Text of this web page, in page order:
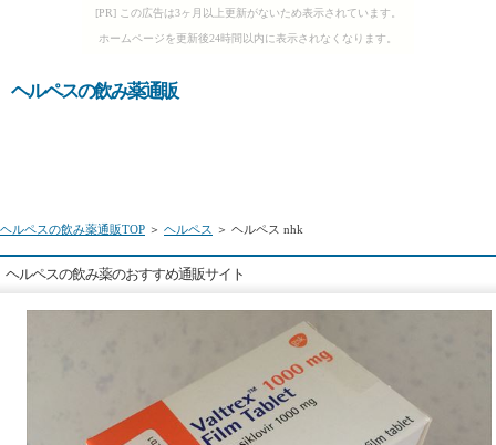
[PR] この広告は3ヶ月以上更新がないため表示されています。
ホームページを更新後24時間以内に表示されなくなります。
ヘルペスの飲み薬通販
ヘルペスの飲み薬通販TOP ＞ ヘルペス ＞ ヘルペス nhk
ヘルペスの飲み薬のおすすめ通販サイト